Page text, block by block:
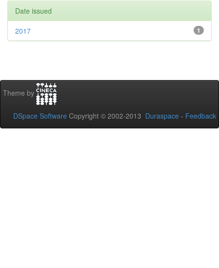
Date issued
1
2017
Theme by
DSpace Software Copyright © 2002-2013 Duraspace - Feedback